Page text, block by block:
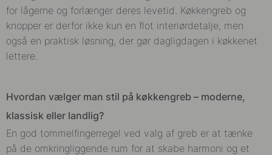
for lågerne og forlænger deres levetid. Køkkengreb og
knopper er derfor ikke kun en flot interiørdetalje, men
også en praktisk løsning, der gør dagligdagen i køkkenet
lettere.
Hvordan vælger man stil på køkkengreb – moderne,
klassisk eller landlig?
En god tommelfingerregel ved valg af greb er at tænke
på de omkringliggende rum for at skabe harmoni og et